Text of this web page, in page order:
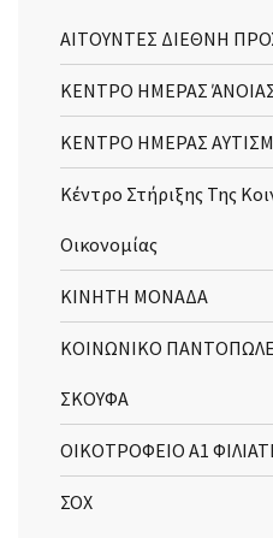
ΑΙΤΟΥΝΤΕΣ ΔΙΕΘΝΗ
ΚΕΝΤΡΟ ΗΜΕΡΑΣ
ΚΕΝΤΡΟ ΗΜΕΡΑΣ
Κέντρο Στήριξης Της
Οικονομίας
ΚΙΝΗΤΗ ΜΟΝΑΔΑ
ΚΟΙΝΩΝΙΚΟ
ΣΚΟΥΦΑ
ΟΙΚΟΤΡΟΦΕΙΟ Α1
ΣΟΧ